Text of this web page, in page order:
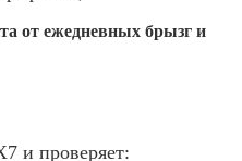
от ежедневных брызг и
и проверяет: